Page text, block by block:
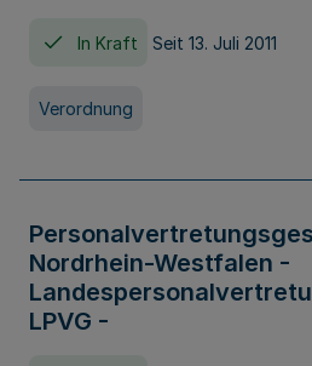
In Kraft Seit 13. Juli 2011
Verordnung
Nordrhein-Westfalen -
LPVG -